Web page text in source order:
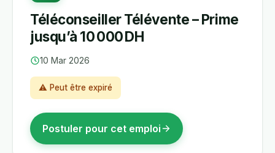
Téléconseiller Télévente – Prime
jusqu’à 10 000 DH
10 Mar 2026
⚠ Peut être expiré
Postuler pour cet emploi